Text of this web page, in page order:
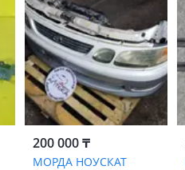
200 000 ₸
МОРДА НОУСКАТ